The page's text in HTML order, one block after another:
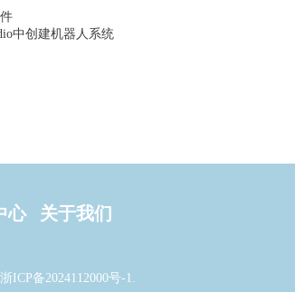
中创建机器人系统
心 关于我们
浙ICP备2024112000号-1